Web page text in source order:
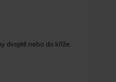
dvojitě nebo do kříže.